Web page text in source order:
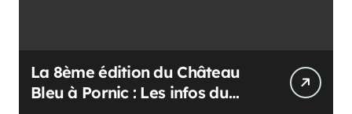
La 8ème édition du Château
Bleu à Pornic : Les infos du